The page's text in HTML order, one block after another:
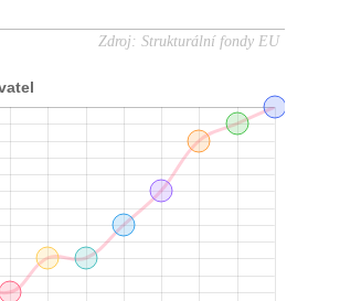
Zdroj: Strukturální fondy EU